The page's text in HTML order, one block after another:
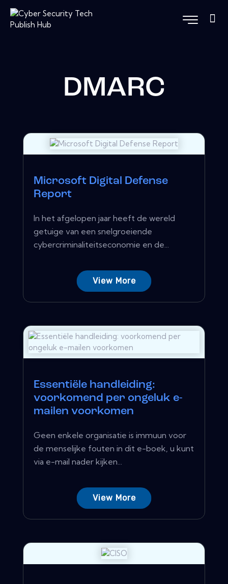
DMARC
Microsoft Digital Defense
Report
In het afgelopen jaar heeft de wereld
getuige van een snelgroeiende
cybercriminaliteitseconomie en de...
View More
Essentiële handleiding:
voorkomend per ongeluk e-
mailen voorkomen
Geen enkele organisatie is immuun voor
de menselijke fouten in dit e-boek, u kunt
via e-mail nader kijken...
View More